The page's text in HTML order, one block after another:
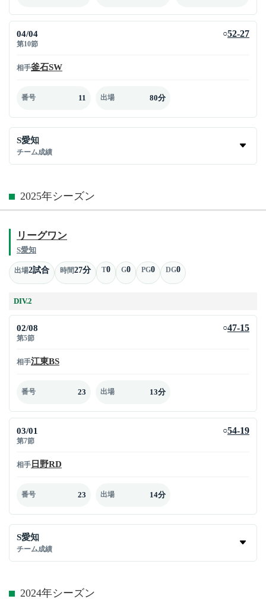
04/04
第10節
○52-27
相手釜石SW
番号 11 出場 80分
S愛知
チーム成績
2025年シーズン
リーグワン
S愛知
出場2試合 時間27分 T0 G0 PG0 DG0
DIV.2
02/08
第5節
○47-15
相手江東BS
番号 23 出場 13分
03/01
第7節
○54-19
相手 日野RD
番号 23 出場 14分
S愛知
チーム成績
2024年シーズン